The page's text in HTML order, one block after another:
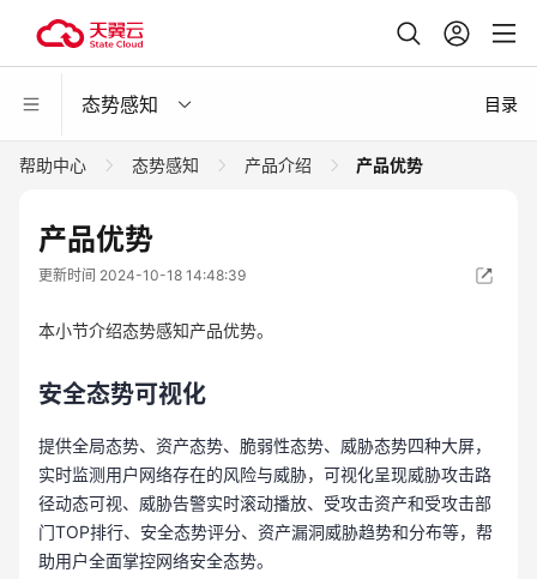
态势感知 目录
帮助中心 态势感知 产品介绍 产品优势
产品优势
更新时间 2024-10-18 14:48:39
本小节介绍态势感知产品优势。
安全态势可视化
提供全局态势、资产态势、脆弱性态势、威胁态势四种大屏，
实时监测用户网络存在的风险与威胁，可视化呈现威胁攻击路
径动态可视、威胁告警实时滚动播放、受攻击资产和受攻击部
门TOP排行、安全态势评分、资产漏洞威胁趋势和分布等，帮
助用户全面掌控网络安全态势。